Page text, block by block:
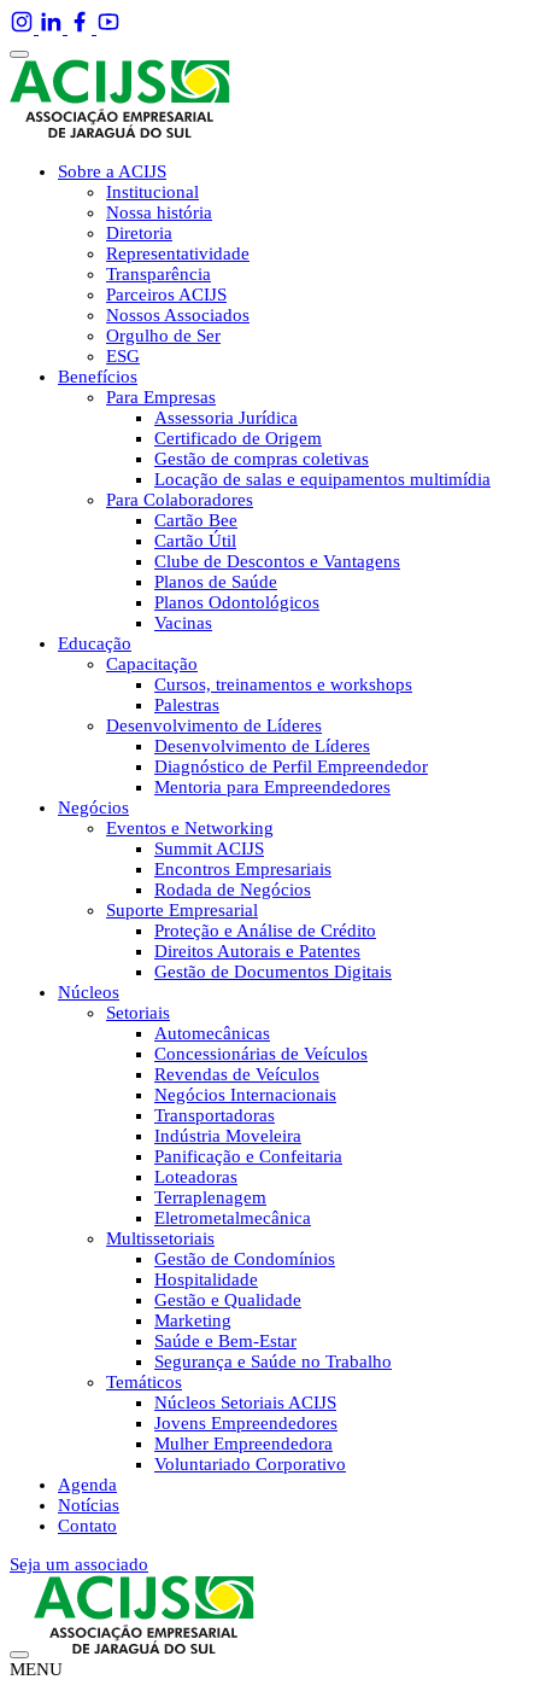
Sobre a ACIJS
Institucional
Nossa história
Diretoria
Representatividade
Transparência
Parceiros ACIJS
Nossos Associados
Orgulho de Ser
ESG
Benefícios
Para Empresas
Assessoria Jurídica
Certificado de Origem
Gestão de compras coletivas
Locação de salas e equipamentos multimídia
Para Colaboradores
Cartão Bee
Cartão Útil
Clube de Descontos e Vantagens
Planos de Saúde
Planos Odontológicos
Vacinas
Educação
Capacitação
Cursos, treinamentos e workshops
Palestras
Desenvolvimento de Líderes
Desenvolvimento de Líderes
Diagnóstico de Perfil Empreendedor
Mentoria para Empreendedores
Negócios
Eventos e Networking
Summit ACIJS
Encontros Empresariais
Rodada de Negócios
Suporte Empresarial
Proteção e Análise de Crédito
Direitos Autorais e Patentes
Gestão de Documentos Digitais
Núcleos
Setoriais
Automecânicas
Concessionárias de Veículos
Revendas de Veículos
Negócios Internacionais
Transportadoras
Indústria Moveleira
Panificação e Confeitaria
Loteadoras
Terraplenagem
Eletrometalmecânica
Multissetoriais
Gestão de Condomínios
Hospitalidade
Gestão e Qualidade
Marketing
Saúde e Bem-Estar
Segurança e Saúde no Trabalho
Temáticos
Núcleos Setoriais ACIJS
Jovens Empreendedores
Mulher Empreendedora
Voluntariado Corporativo
Agenda
Notícias
Contato
Seja um associado
MENU